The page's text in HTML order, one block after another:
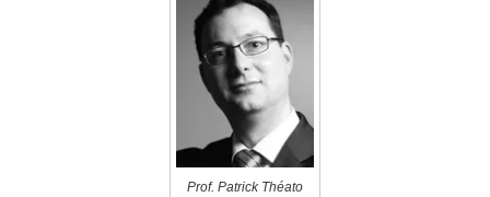
Prof. Patrick Théato